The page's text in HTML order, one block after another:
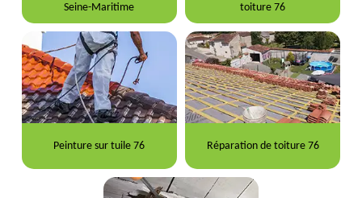
Seine-Maritime
toiture 76
Peinture sur tuile 76 Réparation de toiture 76